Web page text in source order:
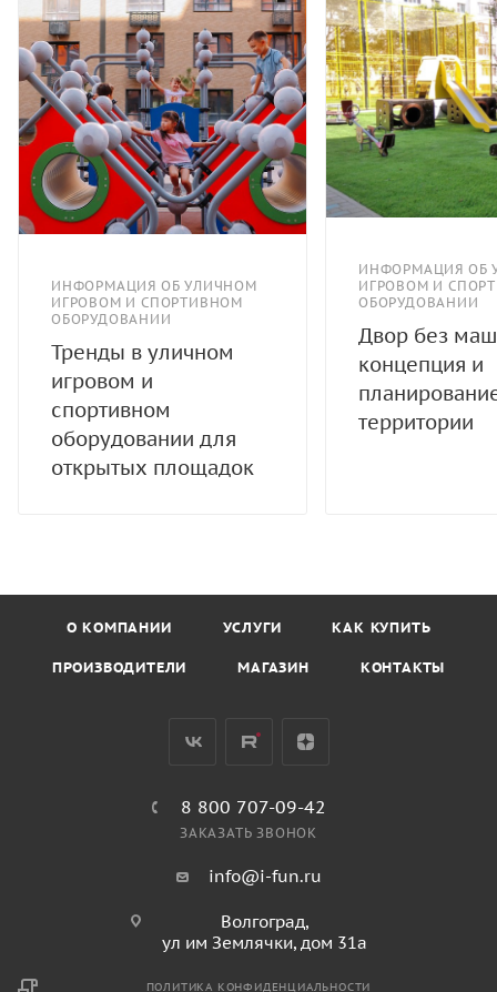
ИНФОРМАЦИЯ ОБ УЛИЧНОМ
ИГРОВОМ И СПОРТИВНОМ
ОБОРУДОВАНИИ
Тренды в уличном
игровом и
спортивном
оборудовании для
открытых площадок
ИНФОРМАЦИЯ ОБ
ИГРОВОМ И
ОБОРУДОВАНИИ
Двор без
концепция и
территории
О КОМПАНИИ УСЛУГИ КАК КУПИТЬ
ПРОИЗВОДИТЕЛИ МАГАЗИН КОНТАКТЫ
8 800 707-09-42
ЗАКАЗАТЬ ЗВОНОК
info@i-fun.ru
Волгоград,
ул им Землячки, дом 31а
ПОЛИТИКА КОНФИДЕНЦИАЛЬНОСТИ